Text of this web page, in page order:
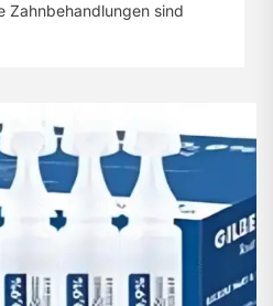
Zahnbehandlungen sind